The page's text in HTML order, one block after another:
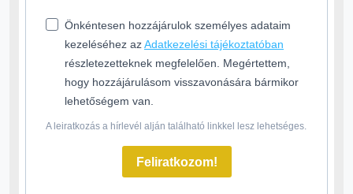
Önkéntesen hozzájárulok személyes adataim
kezeléséhez azAdatkezelési tájékoztatóban
részletezetteknek megfelelően. Megértettem,
hogy hozzájárulásom visszavonására bármikor
lehetőségem van.
A leiratkozás a hírlevél alján található linkkel lesz lehetséges.
Feliratkozom!